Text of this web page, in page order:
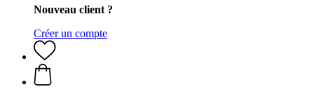
Nouveau client ?
Créer un compte